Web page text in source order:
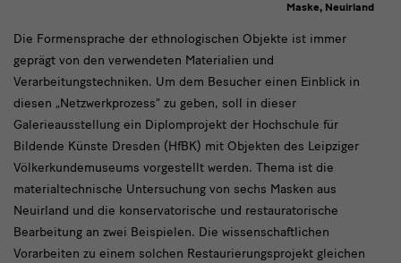
text1
Die Formensprache der ethnologischen Objekte ist immer
geprägt von den verwendeten Materialien und
Verarbeitungstechniken. Um dem Besucher einen Einblick in
diesen „Netzwerkprozess“ zu geben, soll in dieser
Galerieausstellung ein Diplomprojekt der Hochschule für
Bildende Künste Dresden (HfBK) mit Objekten des Leipziger
Völkerkundemuseums vorgestellt werden. Thema ist die
materialtechnische Untersuchung von sechs Masken aus
Neuirland und die konservatorische und restauratorische
Bearbeitung an zwei Beispielen. Die wissenschaftlichen
Vorarbeiten zu einem solchen Restaurierungsprojekt gleichen
Maske, Neuirland